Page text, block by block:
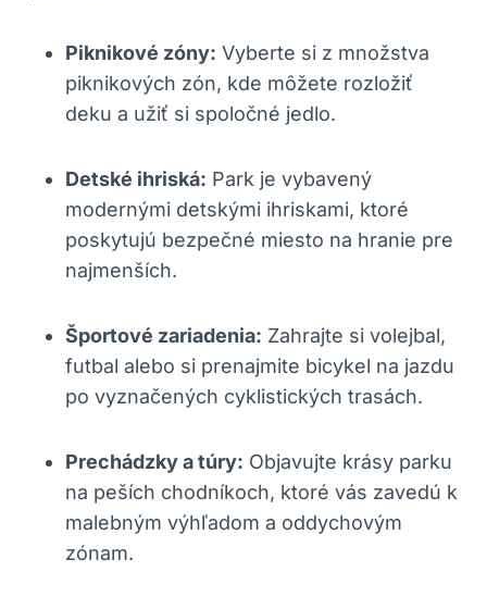
Piknikové zóny: Vyberte si z množstva
piknikových zón, kde môžete rozložiť
deku a užiť si spoločné jedlo.
Detské ihriská: Park je vybavený
modernými detskými ihriskami, ktoré
poskytujú bezpečné miesto na hranie pre
najmenších.
Športové zariadenia: Zahrajte si volejbal,
futbal alebo si prenajmite bicykel na jazdu
po vyznačených cyklistických trasách.
Prechádzky a túry: Objavujte krásy parku
na peších chodníkoch, ktoré vás zavedú k
malebným výhľadom a oddychovým
zónam.